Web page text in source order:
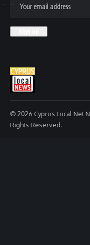
© 2026 Cyprus Local Net
Rights Reserved.